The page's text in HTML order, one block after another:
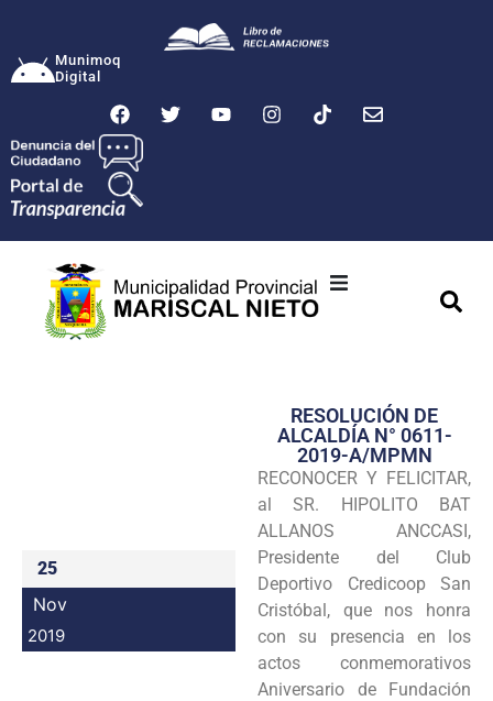
Munimoq
Digital
Transparencia
Seguridad
Programas
Intranet
25
Nov
2019
RESOLUCIÓN DE
ALCALDÍA N° 0611-
2019-A/MPMN
RECONOCER Y FELICITAR,
al SR. HIPOLITO BAT
ALLANOS ANCCASI,
Presidente del Club
Deportivo Credicoop San
Cristóbal, que nos honra
con su presencia en los
actos conmemorativos
Aniversario de Fundación